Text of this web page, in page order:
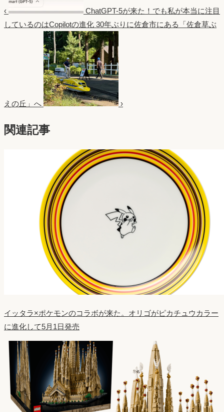
‹
ChatGPT-5が来た！でも私が本当に注目
しているのはCopilotの進化 30年ぶりに佐倉市にある「佐倉草ぶ
えの丘」へ ›
関連記事
イッタラ×ポケモンのコラボが来た。オリゴがピカチュウカラー
に進化して5月1日発売